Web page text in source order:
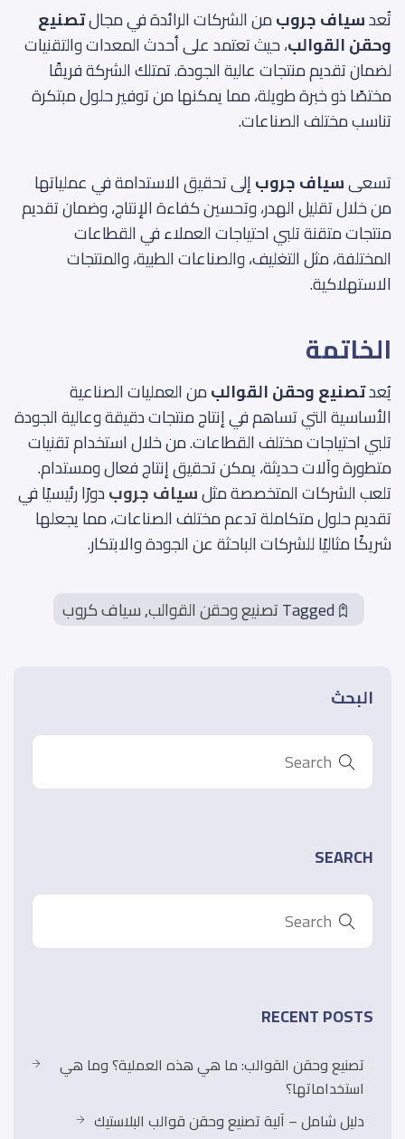
تُعدسياف جروبمن الشركات الرائدة في مجالتصنيع
وحقن القوالب، حيث تعتمد على أحدث المعدات والتقنيات
لضمان تقديم منتجات عالية الجودة. تمتلك الشركة فريقًا
مختصًا ذو خبرة طويلة، مما يمكنها من توفير حلول مبتكرة
تناسب مختلف الصناعات.
تسعىسياف جروبإلى تحقيق الاستدامة في عملياتها
من خلال تقليل الهدر، وتحسين كفاءة الإنتاج، وضمان تقديم
منتجات متقنة تلبي احتياجات العملاء في القطاعات
المختلفة، مثل التغليف، والصناعات الطبية، والمنتجات
الاستهلاكية.
الخاتمة
يُعدتصنيع وحقن القوالبمن العمليات الصناعية
الأساسية التي تساهم في إنتاج منتجات دقيقة وعالية الجودة
تلبي احتياجات مختلف القطاعات. من خلال استخدام تقنيات
متطورة وآلات حديثة، يمكن تحقيق إنتاج فعال ومستدام.
تلعب الشركات المتخصصة مثلسياف جروبدورًا رئيسيًا في
تقديم حلول متكاملة تدعم مختلف الصناعات، مما يجعلها
شريكًا مثاليًا للشركات الباحثة عن الجودة والابتكار.
Taggedتصنيع وحقن القوالب,سياف كروب
البحث
SEARCH
RECENT POSTS
تصنيع وحقن القوالب: ما هي هذه العملية؟ وما هي
استخداماتها؟
دليل شامل – آلية تصنيع وحقن قوالب البلاستيك